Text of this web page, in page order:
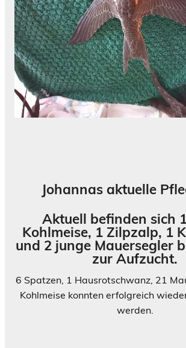
Johannas aktuelle
Aktuell befinden sich
Kohlmeise, 1 Zilpzalp, 1
und 2 junge Mauersegler
zur Aufzucht.
6 Spatzen, 1 Hausrotschwanz, 21
Kohlmeise konnten erfolgreich
werden.